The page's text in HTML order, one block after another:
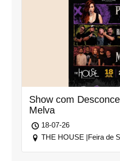
Show com
Melva
18-07-26
THE HOUSE |Feira de